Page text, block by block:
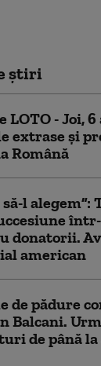
știri
LOTO - Joi,
extrase și
Română
l
donatorii.
american
de pădure
Balcani.
de până la